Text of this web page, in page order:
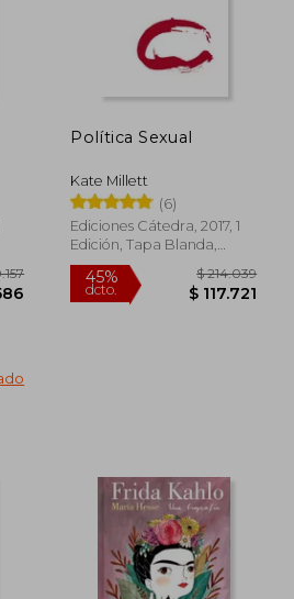
Rápido
Política Sexual
Kate Millett
(6)
Ediciones Cátedra, 2017, 1
Edición, Tapa Blanda,
Nuevo